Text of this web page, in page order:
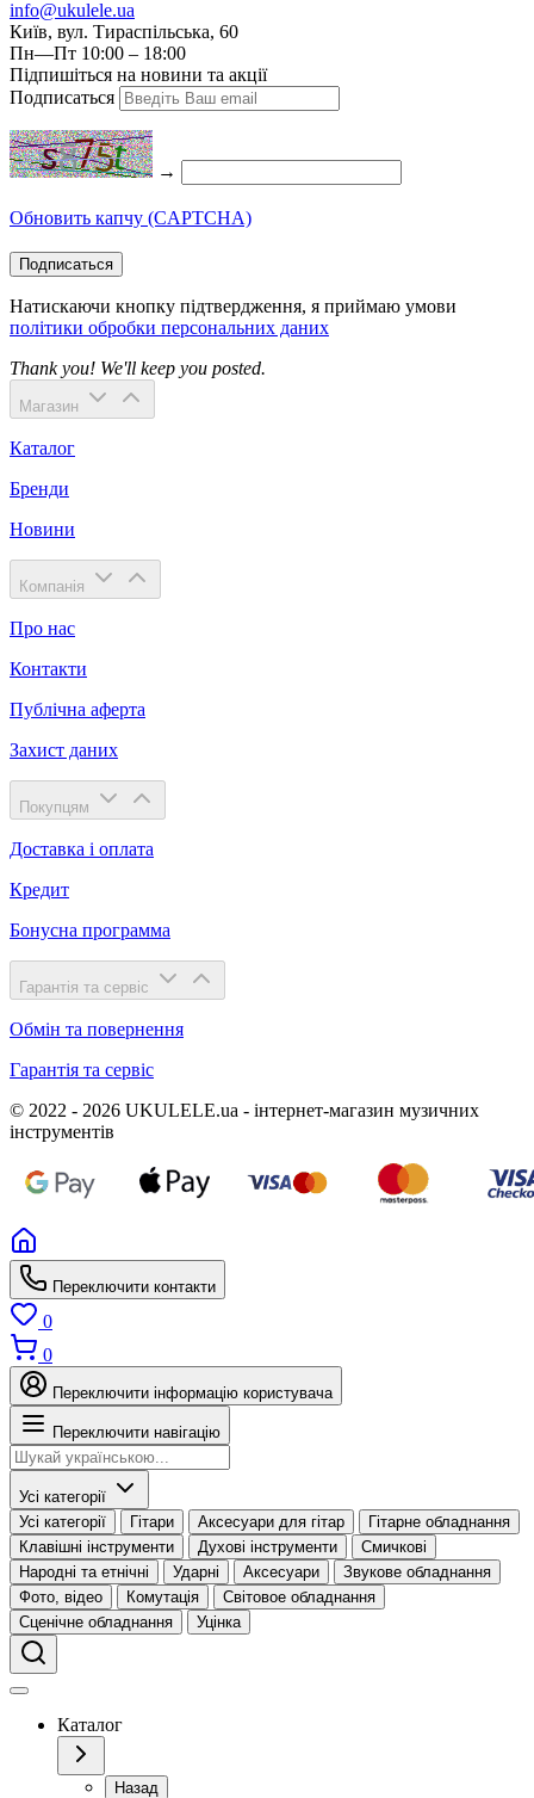
info@ukulele.ua
Київ, вул. Тираспільська, 60
Пн—Пт 10:00 – 18:00
Підпишіться на новини та акції
Подписаться
→
Обновить капчу (CAPTCHA)
Подписаться
Натискаючи кнопку підтвердження, я приймаю умови
політики обробки персональних даних
Thank you! We'll keep you posted.
Магазин
Каталог
Бренди
Новини
Компанія
Про нас
Контакти
Публічна аферта
Захист даних
Покупцям
Доставка і оплата
Кредит
Бонусна программа
Гарантія та сервіс
Обмін та повернення
Гарантія та сервіс
© 2022 - 2026 UKULELE.ua - інтернет-магазин музичних
інструментів
Переключити контакти
0
0
Переключити інформацію користувача
Переключити навігацію
Усі категорії
Усі категорії
Гітари Аксесуари для гітар
Гітарне обладнання
Клавішні інструменти
Духові інструменти
Смичкові
Народні та етнічні
Ударні Аксесуари
Звукове обладнання
Фото, відео
Комутація
Світовое обладнання
Сценічне обладнання
Уцінка
Каталог
Назад